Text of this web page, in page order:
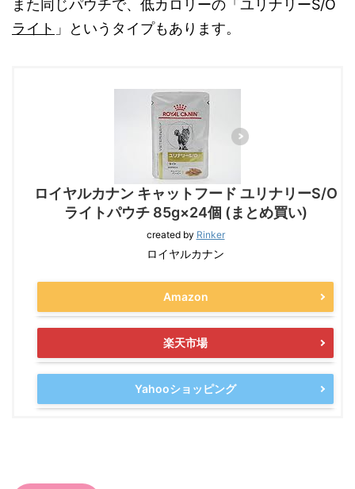
また同じパウチで、低カロリーの「ユリナリーS/O
ライト 」というタイプもあります。
ロイヤルカナン キャットフード ユリナリーS/O
ライトパウチ 85g×24個 (まとめ買い)
created by Rinker
ロイヤルカナン
Amazon
楽天市場
Yahooショッピング